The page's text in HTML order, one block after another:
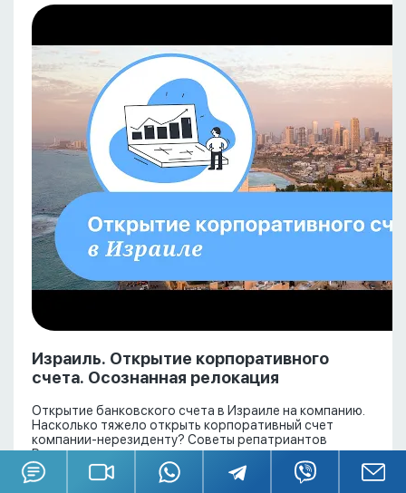
Израиль. Открытие корпоративного
счета. Осознанная релокация
Открытие банковского счета в Израиле на компанию.
Насколько тяжело открыть корпоративный счет
компании-нерезиденту? Советы репатриантов
Реально ли открыть счет в ...